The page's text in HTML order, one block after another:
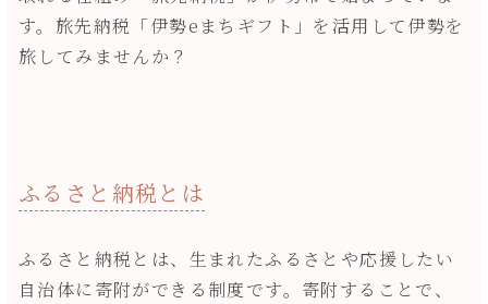
す。旅先納税「伊勢eまちギフト」を活用して伊勢を
旅してみませんか？
ふるさと納税とは
ふるさと納税とは、生まれたふるさとや応援したい
自治体に寄附ができる制度です。寄附することで、